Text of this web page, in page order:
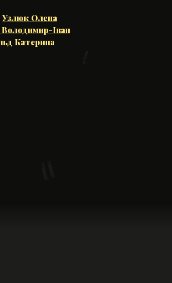
Узлюк Олена
Іван
Катерина